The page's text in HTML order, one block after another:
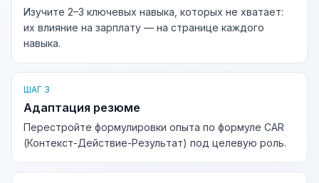
Изучите 2–3 ключевых навыка, которых не хватает:
их влияние на зарплату — на странице каждого
навыка.
ШАГ 3
Адаптация резюме
Перестройте формулировки опыта по формуле CAR
(Контекст-Действие-Результат) под целевую роль.